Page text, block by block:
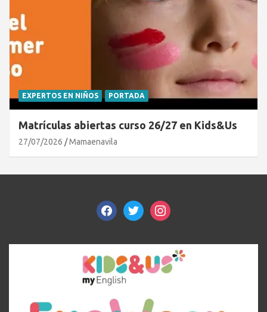
EXPERTOS EN NIÑOS PORTADA
Matrículas abiertas curso 26/27 en Kids&Us
27/07/2026 Mamaenavila
facebooktwitterinstagram